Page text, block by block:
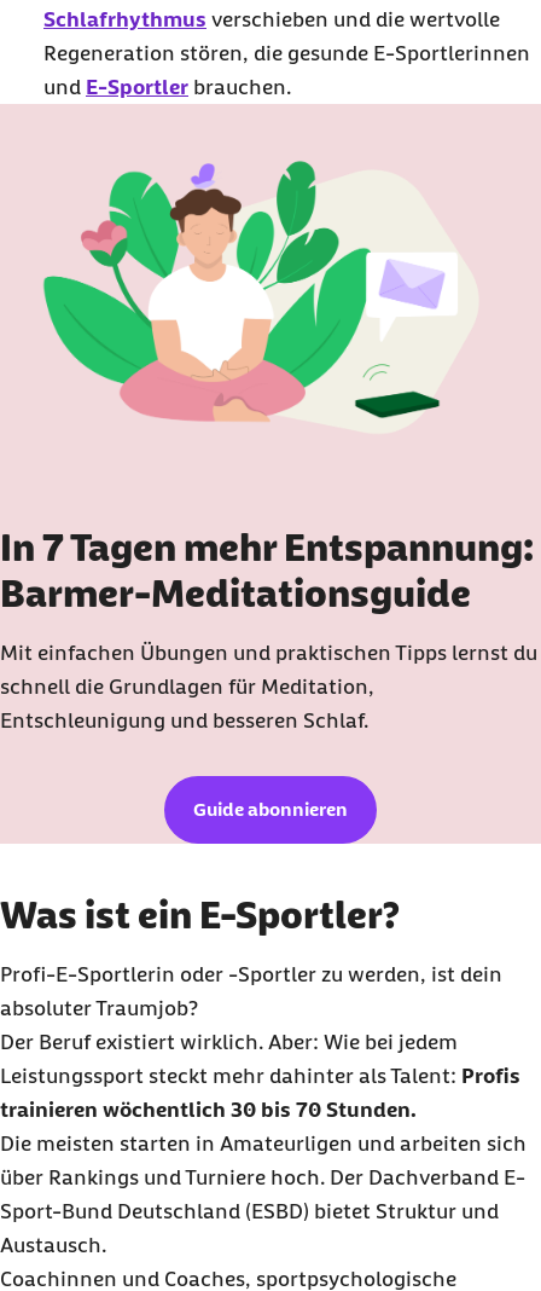
Schlafrhythmus verschieben und die wertvolle
Regeneration stören, die gesunde E-Sportlerinnen
und E-Sportler brauchen.
In 7 Tagen mehr Entspannung:
Barmer-Meditationsguide
Mit einfachen Übungen und praktischen Tipps lernst du
schnell die Grundlagen für Meditation,
Entschleunigung und besseren Schlaf.
Guide abonnieren
Was ist ein E-Sportler?
Profi-E-Sportlerin oder -Sportler zu werden, ist dein
absoluter Traumjob?
Der Beruf existiert wirklich. Aber: Wie bei jedem
Leistungssport steckt mehr dahinter als Talent: Profis
trainieren wöchentlich 30 bis 70 Stunden.
Die meisten starten in Amateurligen und arbeiten sich
über Rankings und Turniere hoch. Der Dachverband E-
Sport-Bund Deutschland (ESBD) bietet Struktur und
Austausch.
Coachinnen und Coaches, sportpsychologische